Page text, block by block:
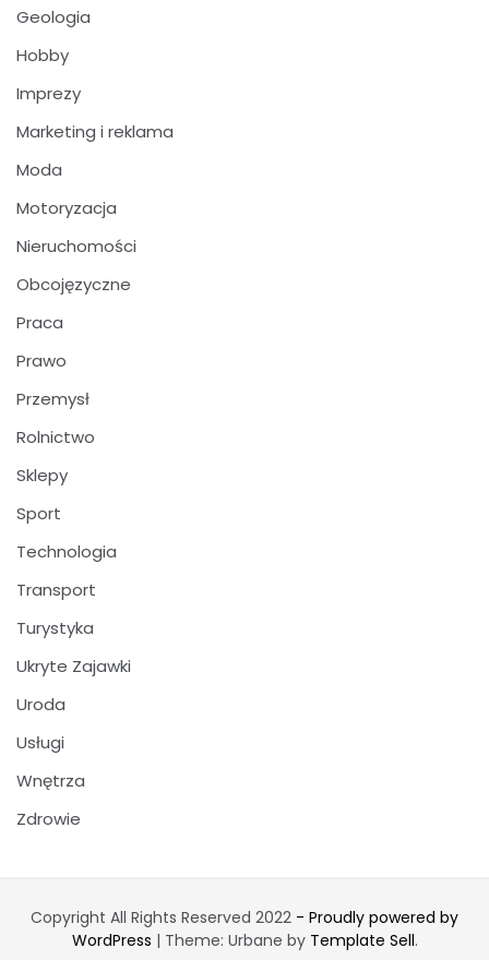
Geologia
Hobby
Imprezy
Marketing i reklama
Moda
Motoryzacja
Nieruchomości
Obcojęzyczne
Praca
Prawo
Przemysł
Rolnictwo
Sklepy
Sport
Technologia
Transport
Turystyka
Ukryte Zajawki
Uroda
Usługi
Wnętrza
Zdrowie
Copyright All Rights Reserved 2022 - Proudly powered by
WordPress | Theme: Urbane by Template Sell.